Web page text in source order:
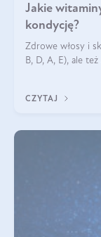
Jakie
kondycję?
Zdrowe włosy i
B, D, A, E), ale
CZYTAJ